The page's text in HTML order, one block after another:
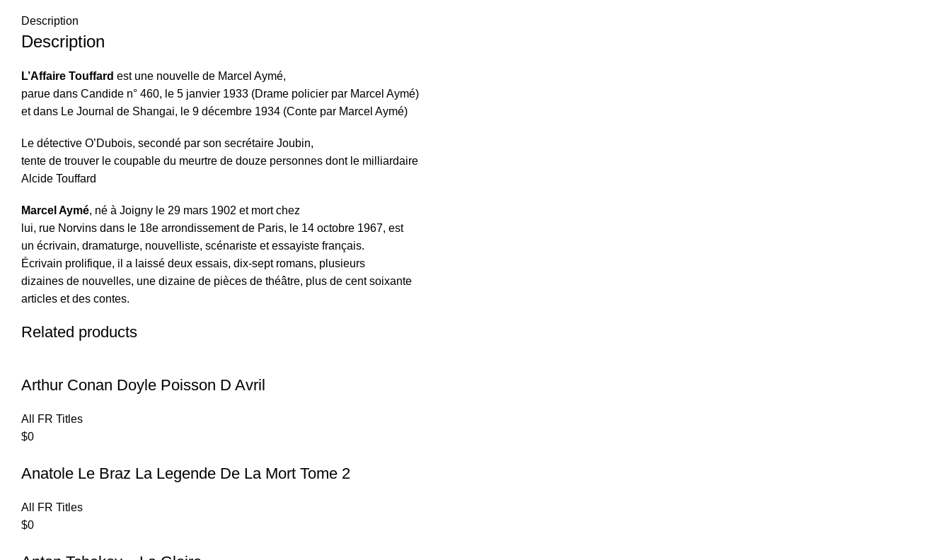
Description
Description
L’Affaire Touffard est une nouvelle de Marcel Aymé,
parue dans Candide n° 460, le 5 janvier 1933 (Drame policier par Marcel Aymé)
et dans Le Journal de Shangai, le 9 décembre 1934 (Conte par Marcel Aymé)
Le détective O’Dubois, secondé par son secrétaire Joubin,
tente de trouver le coupable du meurtre de douze personnes dont le milliardaire
Alcide Touffard
Marcel Aymé, né à Joigny le 29 mars 1902 et mort chez
lui, rue Norvins dans le 18e arrondissement de Paris, le 14 octobre 1967, est
un écrivain, dramaturge, nouvelliste, scénariste et essayiste français.
Écrivain prolifique, il a laissé deux essais, dix-sept romans, plusieurs
dizaines de nouvelles, une dizaine de pièces de théâtre, plus de cent soixante
articles et des contes.
Related products
Arthur Conan Doyle Poisson D Avril
All FR Titles
$0
Anatole Le Braz La Legende De La Mort Tome 2
All FR Titles
$0